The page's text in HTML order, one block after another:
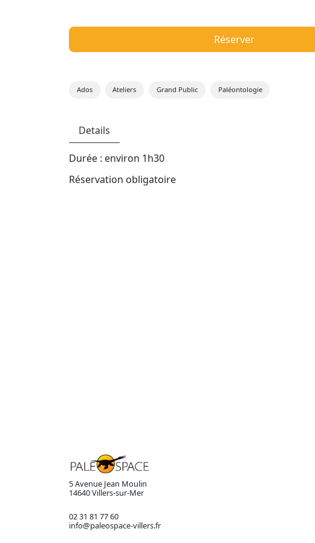
Réserver
Ados Ateliers Grand Public Paléontologie
Details
Durée : environ 1h30
Réservation obligatoire
5 Avenue Jean Moulin
14640 Villers-sur-Mer
02 31 81 77 60
info@paleospace-villers.fr